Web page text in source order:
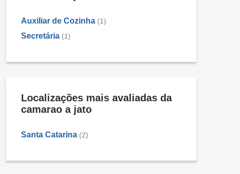
Auxiliar de Cozinha (1)
Secretária (1)
Localizações mais avaliadas da
camarao a jato
Santa Catarina (2)